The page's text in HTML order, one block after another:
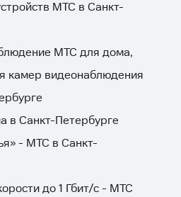
МТС в Санкт-
МТС для дома,
камер видеонаблюдения
в Санкт-Петербурге
- МТС в Санкт-
до 1 Гбит/с - МТС